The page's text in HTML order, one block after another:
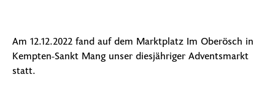
Am 12.12.2022 fand auf dem Marktplatz Im Oberösch in
Kempten-Sankt Mang unser diesjähriger Adventsmarkt
statt.